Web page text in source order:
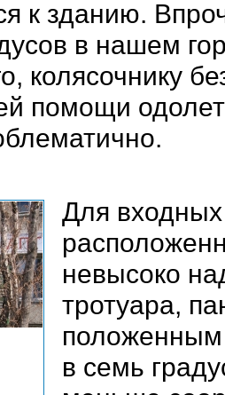
к зданию.
в нашем
колясочнику
помощи
Для входных
невысоко
тротуара,
в семь